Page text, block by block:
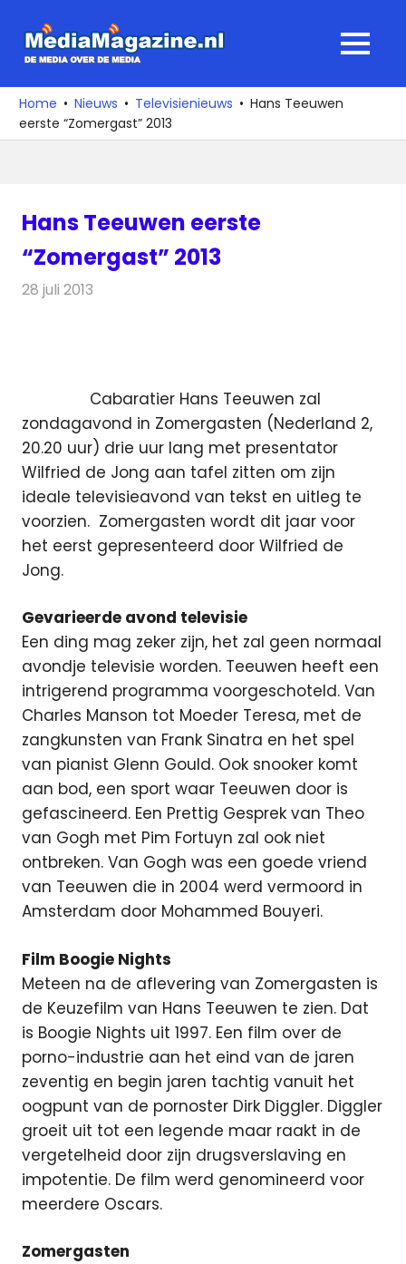
naar
media
over
de
MENU
Home Nieuws Televisienieuws
Hans Teeuwen
eerste “Zomergast” 2013
Hans Teeuwen eerste
“Zomergast” 2013
28 juli 2013
Cabaratier Hans Teeuwen zal
zondagavond in Zomergasten (Nederland 2,
20.20 uur) drie uur lang met presentator
Wilfried de Jong aan tafel zitten om zijn
ideale televisieavond van tekst en uitleg te
voorzien. Zomergasten wordt dit jaar voor
het eerst gepresenteerd door Wilfried de
Jong.
Gevarieerde avond televisie
Een ding mag zeker zijn, het zal geen normaal
avondje televisie worden. Teeuwen heeft een
intrigerend programma voorgeschoteld. Van
Charles Manson tot Moeder Teresa, met de
zangkunsten van Frank Sinatra en het spel
van pianist Glenn Gould. Ook snooker komt
aan bod, een sport waar Teeuwen door is
gefascineerd. Een Prettig Gesprek van Theo
van Gogh met Pim Fortuyn zal ook niet
ontbreken. Van Gogh was een goede vriend
van Teeuwen die in 2004 werd vermoord in
Amsterdam door Mohammed Bouyeri.
Film Boogie Nights
Meteen na de aflevering van Zomergasten is
de Keuzefilm van Hans Teeuwen te zien. Dat
is Boogie Nights uit 1997. Een film over de
porno-industrie aan het eind van de jaren
zeventig en begin jaren tachtig vanuit het
oogpunt van de pornoster Dirk Diggler. Diggler
groeit uit tot een legende maar raakt in de
vergetelheid door zijn drugsverslaving en
impotentie. De film werd genomineerd voor
meerdere Oscars.
Zomergasten